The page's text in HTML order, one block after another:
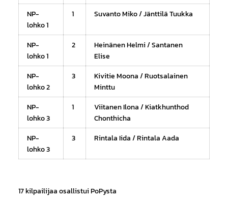
NP-
lohko 1
1 Suvanto Miko / Jänttilä Tuukka
NP-
lohko 1
2
Heinänen Helmi / Santanen
Elise
NP-
lohko 2
3
Kivitie Moona / Ruotsalainen
Minttu
NP-
lohko 3
1
Viitanen Ilona / Kiatkhunthod
Chonthicha
NP-
lohko 3
3 Rintala Iida / Rintala Aada
17 kilpailijaa osallistui PoPysta